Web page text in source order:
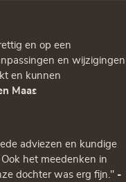
en op een
en wijzigingen
en kunnen
Maas
adviezen en kundige
het meedenken in
dochter was erg fijn." -